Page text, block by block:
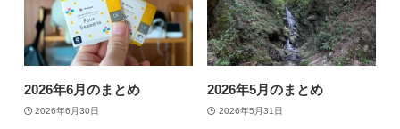
2026年6月のまとめ
2026年6月30日
2026年5月のまとめ
2026年5月31日